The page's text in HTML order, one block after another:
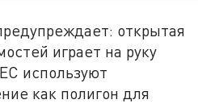
открытая
играет на руку
используют
как полигон для